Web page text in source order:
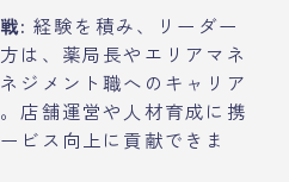
: 経験を積み、リーダー
は、薬局長やエリアマネ
ジメント職へのキャリア
店舗運営や人材育成に携
ビス向上に貢献できま